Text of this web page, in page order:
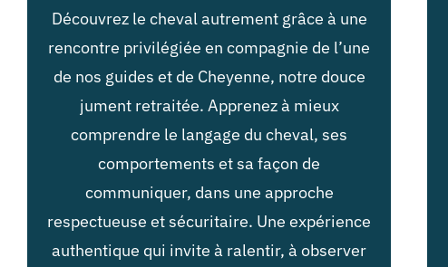
Découvrez le cheval autrement grâce à une
rencontre privilégiée en compagnie de l’une
de nos guides et de Cheyenne, notre douce
jument retraitée. Apprenez à mieux
comprendre le langage du cheval, ses
comportements et sa façon de
communiquer, dans une approche
respectueuse et sécuritaire. Une expérience
authentique qui invite à ralentir, à observer